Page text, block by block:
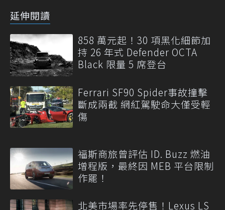
延伸閱讀
858 萬元起！30 項黑化細節加
持 26 年式 Defender OCTA
Black 限量 5 席登台
Ferrari SF90 Spider事故撞擊
斷成兩截 網紅駕駛命大僅受輕
傷
福斯商旅曾評估 ID. Buzz 燃油
增程版，最終因 MEB 平台限制
作罷！
北美市場率先停售！Lexus LS